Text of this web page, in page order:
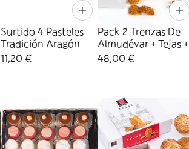
Surtido 4 Pasteles
Tradición Aragón
11,20 €
Pack 2 Trenzas De
Almudévar + Tejas +
Caprichos Almendra
48,00 €